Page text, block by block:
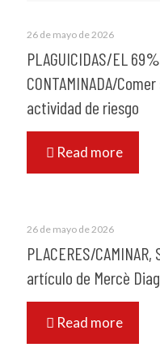
26 de mayo de 2026
PLAGUICIDAS/EL
CONTAMINADA/
actividad de riesgo
Read more
26 de mayo de 2026
PLACERES/
artículo de Mercè
Read more